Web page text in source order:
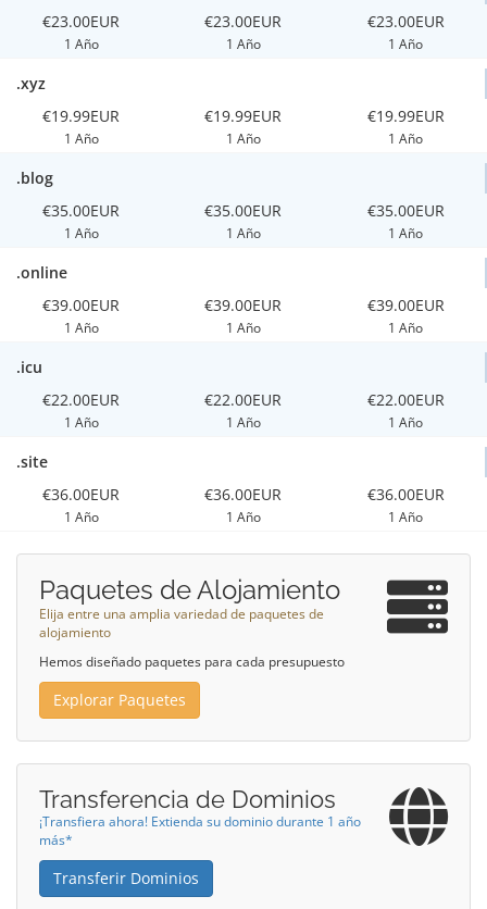
€23.00EUR
1 Año
€23.00EUR
1 Año
€23.00EUR
1 Año
.xyz
€19.99EUR
1 Año
€19.99EUR
1 Año
€19.99EUR
1 Año
.blog
€35.00EUR
1 Año
€35.00EUR
1 Año
€35.00EUR
1 Año
.online
€39.00EUR
1 Año
€39.00EUR
1 Año
€39.00EUR
1 Año
.icu
€22.00EUR
1 Año
€22.00EUR
1 Año
€22.00EUR
1 Año
.site
€36.00EUR
1 Año
€36.00EUR
1 Año
€36.00EUR
1 Año
Paquetes de Alojamiento
Elija entre una amplia variedad de paquetes de
alojamiento
Hemos diseñado paquetes para cada presupuesto
Explorar Paquetes
Transferencia de Dominios
¡Transfiera ahora! Extienda su dominio durante 1 año
más*
Transferir Dominios